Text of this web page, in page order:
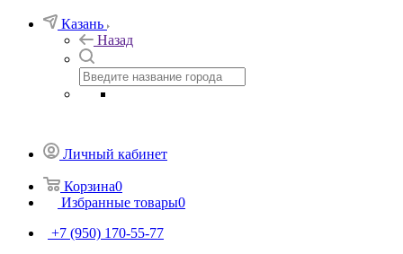
Казань
Назад
Личный кабинет
Корзина0
Избранные товары0
+7 (950) 170-55-77